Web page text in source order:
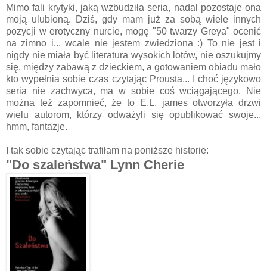
Mimo fali krytyki, jaką wzbudziła seria, nadal pozostaje ona
moją ulubioną. Dziś, gdy mam już za sobą wiele innych
pozycji w erotyczny nurcie, mogę "50 twarzy Greya" ocenić
na zimno i... wcale nie jestem zwiedziona :) To nie jest i
nigdy nie miała być literatura wysokich lotów, nie oszukujmy
się, między zabawą z dzieckiem, a gotowaniem obiadu mało
kto wypełnia sobie czas czytając Prousta... I choć językowo
seria nie zachwyca, ma w sobie coś wciągającego. Nie
można też zapomnieć, że to E.L. james otworzyła drzwi
wielu autorom, którzy odważyli się opublikować swoje...
hmm, fantazje.
I tak sobie czytając trafiłam na poniższe historie:
"Do szaleństwa" Lynn Cherie